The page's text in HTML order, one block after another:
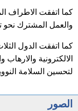
كما اتفقت الاطراف
والعمل المشترك نحو
كما اتفقت الدول
الالكترونية
لتحسين السلامة
الصور